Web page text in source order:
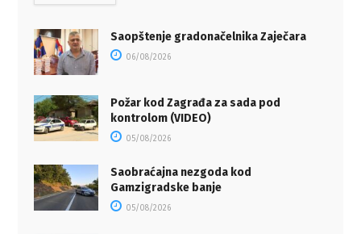
Saopštenje gradonačelnika Zaječara
06/08/2026
Požar kod Zagrađa za sada pod
kontrolom (VIDEO)
05/08/2026
Saobraćajna nezgoda kod
Gamzigradske banje
05/08/2026